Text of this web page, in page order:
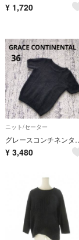
¥ 1,720
ニット/セーター
グレースコンチネンタ
¥ 3,480